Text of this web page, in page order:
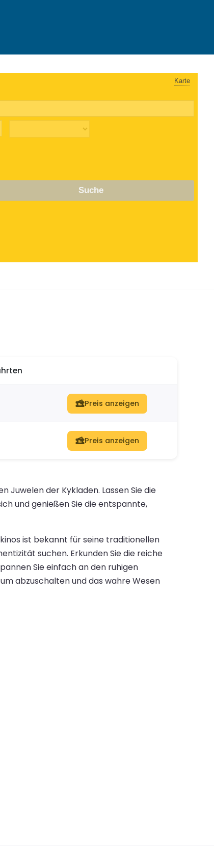
Karte
Suche
Preis anzeigen
Preis anzeigen
Juwelen der Kykladen. Lassen Sie die
und genießen Sie die entspannte,
ist bekannt für seine traditionellen
suchen. Erkunden Sie die reiche
Sie einfach an den ruhigen
abzuschalten und das wahre Wesen